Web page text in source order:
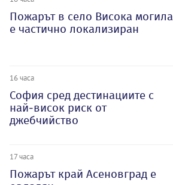
Пожарът в село Висока могила
е частично локализиран
16 часа
София сред дестинациите с
най-висок риск от
джебчийство
17 часа
Пожарът край Асеновград е